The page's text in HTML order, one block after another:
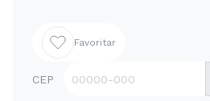
Favoritar
CEP